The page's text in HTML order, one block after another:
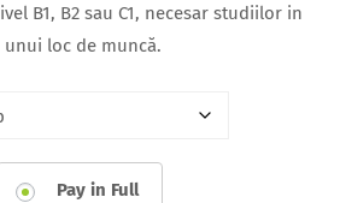
B1, B2 sau C1, necesar studiilor in
loc de muncă.
Pay in Full